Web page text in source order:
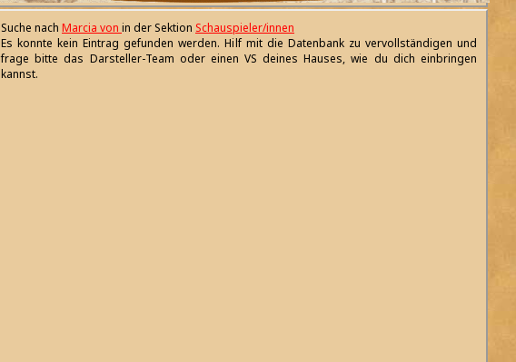
Suche nach Marcia von in der Sektion Schauspieler/innen
Es konnte kein Eintrag gefunden werden. Hilf mit die Datenbank zu vervollständigen und
frage bitte das Darsteller-Team oder einen VS deines Hauses, wie du dich einbringen
kannst.